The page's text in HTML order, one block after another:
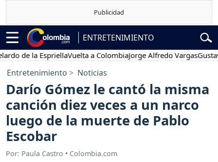
ENTRETENIMIENTO
la EspriellaVuelta a ColombiaJorge Alfredo VargasGustavo
Entretenimiento Noticias
Darío Gómez le cantó la misma
canción diez veces a un narco
luego de la muerte de Pablo
Escobar
Por: Paula Castro • Colombia.com